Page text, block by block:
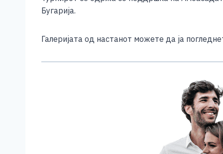
Бугарија.
Галеријата од настанот можете да ја